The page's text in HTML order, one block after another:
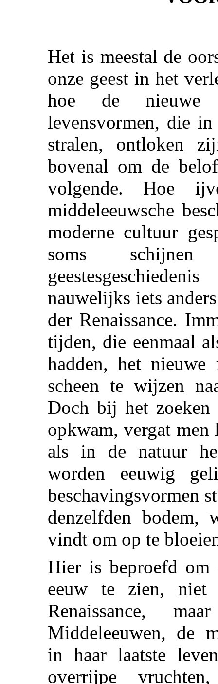
Het is meestal de
onze geest in het
hoe de nieuwe
levensvormen, die
stralen, ontloken
bovenal om de
volgende. Hoe
middeleeuwsche
moderne cultuur
soms
nauwelijks iets
der Renaissance.
tijden, die eenmaal
hadden, het nieuwe
scheen te wijzen
Doch bij het zoeken
opkwam, vergat men
als in de natuur
worden eeuwig
beschavingsvormen
denzelfden bodem,
vindt om op te
Hier is beproefd om
eeuw te zien, niet
Renaissance,
Middeleeuwen, de
in haar laatste
overrijpe